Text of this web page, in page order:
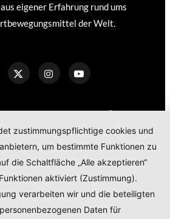
eigener Erfahrung rund ums
der Welt.
DATENSCHUTZERKLÄRUNG
POLICY
GEWINNSPIEL
– SPONSORED POSTS
- REGISTERED BRAND.
zustimmungspflichtige cookies und
um bestimmte Funktionen zu
die Schaltfläche „Alle akzeptieren“
aktiviert (Zustimmung).
verarbeiten wir und die beteiligten
Daten für